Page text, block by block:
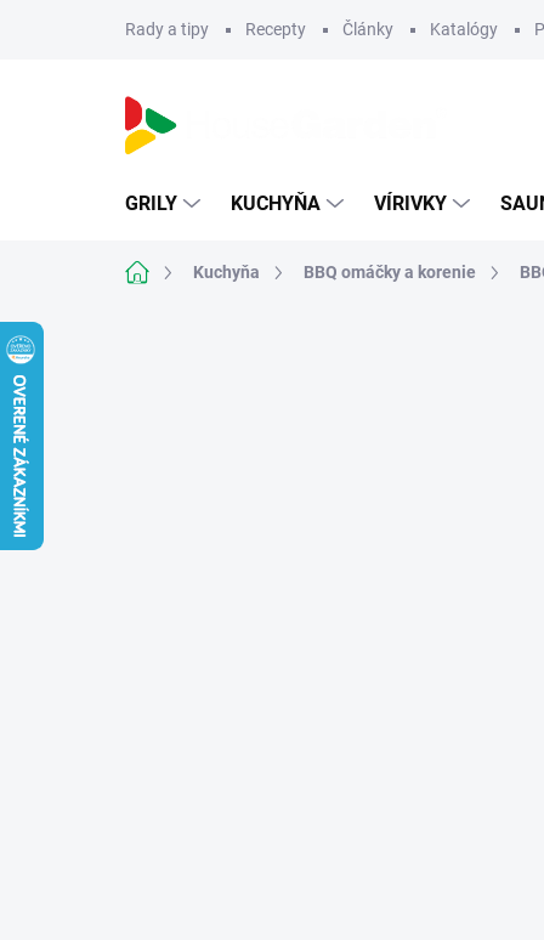
Rady a tipy Recepty Články Katalógy
GRILY KUCHYŇA VÍRIVKY
DomovKuchyňa BBQ omáčky a korenie